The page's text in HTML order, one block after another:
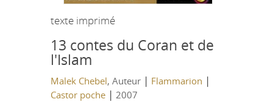
texte imprimé
13 contes du Coran et de
l'Islam
Malek Chebel, Auteur | Flammarion |
Castor poche| 2007